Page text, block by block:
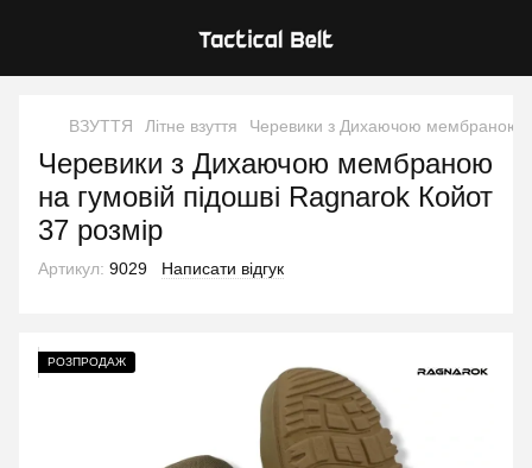
ВЗУТТЯ Літне взуття Черевики з Дихаючою мембраною
Черевики з Дихаючою мембраною
на гумовій підошві Ragnarok Койот
37 розмір
Артикул: 9029 Написати відгук
РОЗПРОДАЖ